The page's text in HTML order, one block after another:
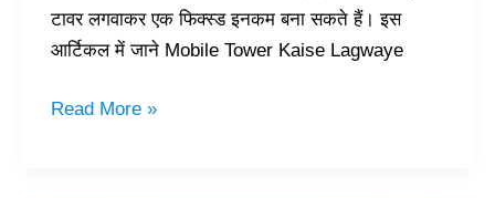
टावर लगवाकर एक फिक्स्ड इनकम बना सकते हैं। इस
आर्टिकल में जाने Mobile Tower Kaise Lagwaye
Read More »